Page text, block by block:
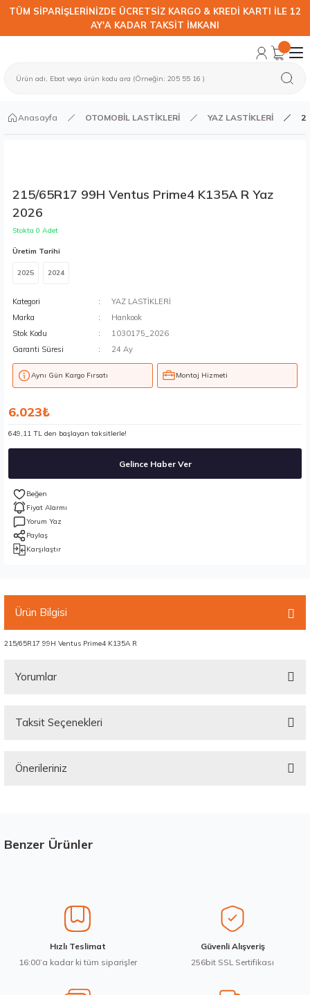
TÜM SİPARİŞLERİNİZDE ÜCRETSİZ KARGO & KREDİ KARTI İLE 12
AY'A KADAR TAKSİT İMKANI
Anasayfa OTOMOBİL LASTİKLERİ YAZ LASTİKLERİ
215/65R17 99H Ventus Prime4 K135A R Yaz
2026
Stokta 0 Adet
Üretim Tarihi
2025 2024
Kategori
YAZ LASTİKLERİ
Marka
Hankook
Stok Kodu
1030175_2026
Garanti Süresi
24 Ay
Aynı Gün Kargo Fırsatı Montaj Hizmeti
6.023₺
649,11 TL den başlayan taksitlerle!
Gelince Haber Ver
Fiyat Alarmı
Yorum Yaz
Paylaş
Karşılaştır
Ürün Bilgisi
215/65R17 99H Ventus Prime4 K135A R
Yorumlar
Taksit Seçenekleri
Önerileriniz
Görüş ve önerileriniz için teşekkür ederiz.
Ürün bilgilerinde hatalar bulunuyor.
Ürün fiyatı diğer sitelerden daha pahalı.
Bu ürüne benzer farklı alternatifler olmalı.
Benzer Ürünler
Goodyear 205/55R16 91V Eagle Sport 2 Yaz 2026
Hızlı Teslimat
16:00’a kadar ki tüm siparişler
Güvenli Alışveriş
256bit SSL Sertifikası